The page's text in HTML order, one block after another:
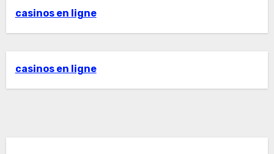
casinos en ligne
casinos en ligne